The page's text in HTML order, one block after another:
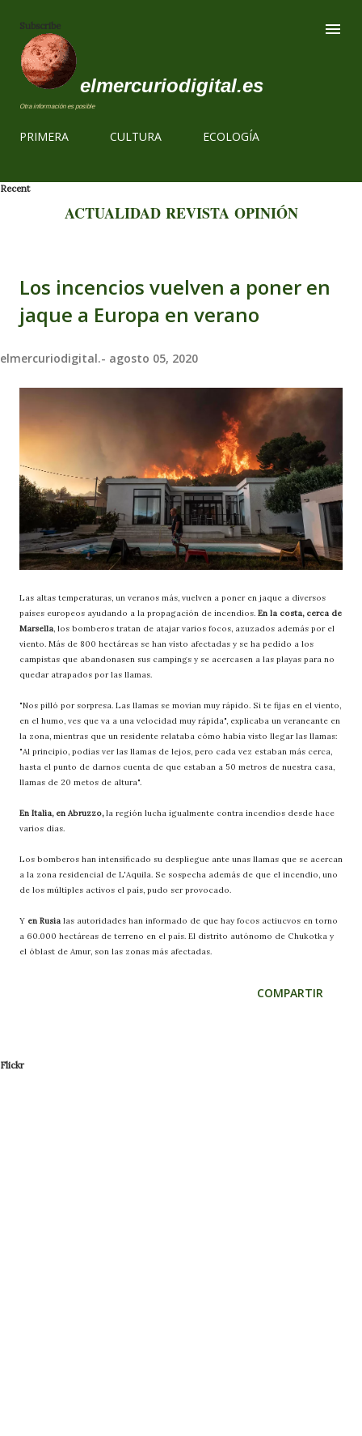
Subscribe
elmercuriodigital.es
Otra información es posible
PRIMERA CULTURA ECOLOGÍA
Recent
ACTUALIDAD REVISTA OPINIÓN
Los incencios vuelven a poner en
jaque a Europa en verano
elmercuriodigital.- agosto 05, 2020
Las altas temperaturas, un veranos más, vuelven a poner en jaque a diversos
países europeos ayudando a la propagación de incendios. En la costa, cerca de
Marsella, los bomberos tratan de atajar varios focos, azuzados además por el
viento. Más de 800 hectáreas se han visto afectadas y se ha pedido a los
campistas que abandonasen sus campings y se acercasen a las playas para no
quedar atrapados por las llamas.
"Nos pilló por sorpresa. Las llamas se movían muy rápido. Si te fijas en el viento,
en el humo, ves que va a una velocidad muy rápida", explicaba un veraneante en
la zona, mientras que un residente relataba cómo había visto llegar las llamas:
"Al principio, podías ver las llamas de lejos, pero cada vez estaban más cerca,
hasta el punto de darnos cuenta de que estaban a 50 metros de nuestra casa,
llamas de 20 metos de altura".
En Italia, en Abruzzo,la región lucha igualmente contra incendios desde hace
varios días.
Los bomberos han intensificado su despliegue ante unas llamas que se acercan
a la zona residencial de L'Aquila. Se sospecha además de que el incendio, uno
de los múltiples activos el país, pudo ser provocado.
Y en Rusia las autoridades han informado de que hay focos actiucvos en torno
a 60.000 hectáreas de terreno en el país. El distrito autónomo de Chukotka y
el óblast de Amur, son las zonas más afectadas.
COMPARTIR
Flickr